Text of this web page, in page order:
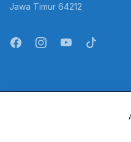
Jawa Timur 64212
@Copyright Kampung